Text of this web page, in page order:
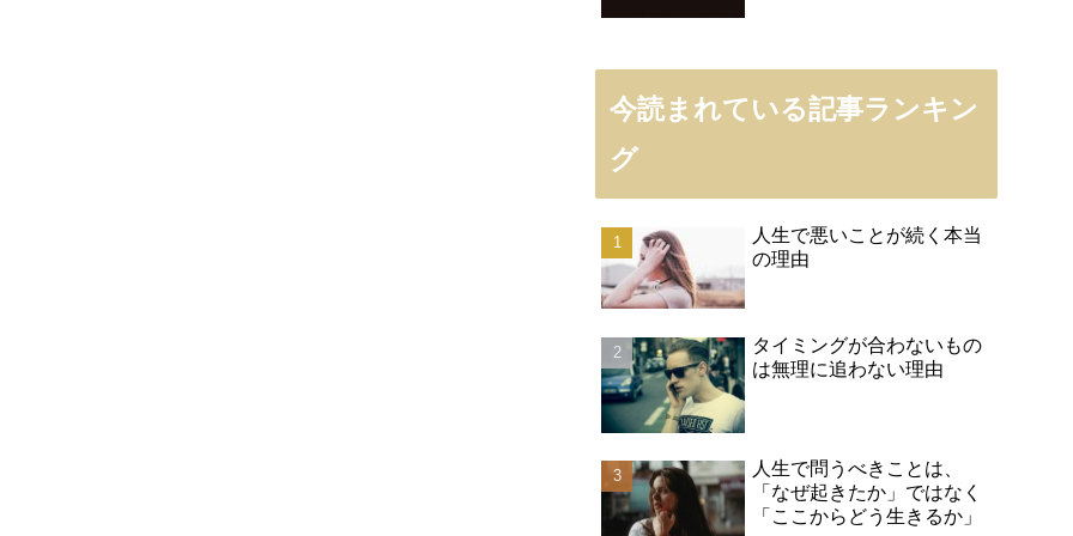
今読まれている記事ランキン
グ
人生で悪いことが続く本当
の理由
タイミングが合わないもの
は無理に追わない理由
人生で問うべきことは、
「なぜ起きたか」ではなく
「ここからどう生きるか」